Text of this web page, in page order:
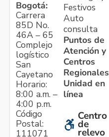
Bogotá:
Carrera
85D No.
46A – 65
Complejo
logístico
San
Cayetano
Horario:
8:00 a.m. –
4:00 p.m.
Código
Postal:
111071
Festivos
Auto
consulta
Puntos de
Atención y
Centros
Regionales
Unidad en
línea
Centro
de
relevo